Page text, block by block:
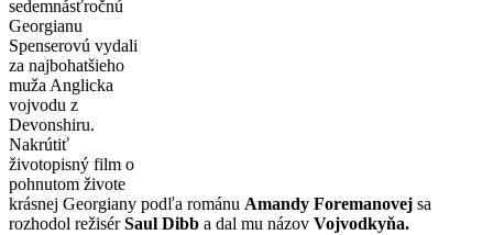
sedemnásťročnú
Georgianu
Spenserovú vydali
za najbohatšieho
muža Anglicka
vojvodu z
Devonshiru.
Nakrútiť
životopisný film o
pohnutom živote
krásnej Georgiany podľa románu Amandy Foremanovej sa
rozhodol režisérSaul Dibb a dal mu názov Vojvodkyňa.